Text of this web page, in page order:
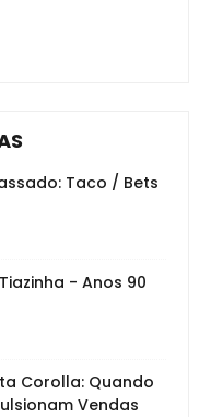
Taco / Bets
- Anos 90
Corolla: Quando
Vendas